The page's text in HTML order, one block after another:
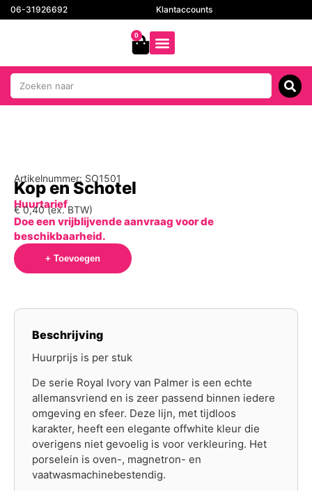
06-31926692 Klantaccounts
0
Artikelnummer: SO1501
Kop en Schotel
Huurtarief
€0,40(ex. BTW)
Doe een vrijblijvende aanvraag voor de
beschikbaarheid.
+ Toevoegen
Beschrijving
Huurprijs is per stuk
De serie Royal Ivory van Palmer is een echte
allemansvriend en is zeer passend binnen iedere
omgeving en sfeer. Deze lijn, met tijdloos
karakter, heeft een elegante offwhite kleur die
overigens niet gevoelig is voor verkleuring. Het
porselein is oven-, magnetron- en
vaatwasmachinebestendig.